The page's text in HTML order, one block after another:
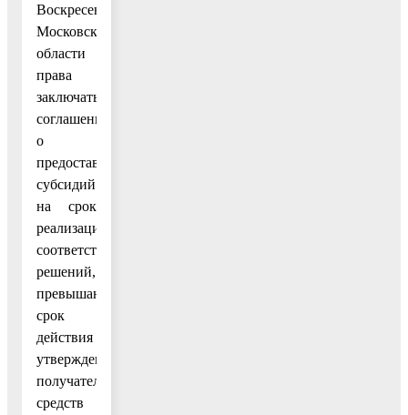
Воскресенск
Московской
области
права
заключать
соглашения
о
предоставлении
субсидий
на срок
реализации
соответствующих
решений,
превышающий
срок
действия
утвержденных
получателю
средств